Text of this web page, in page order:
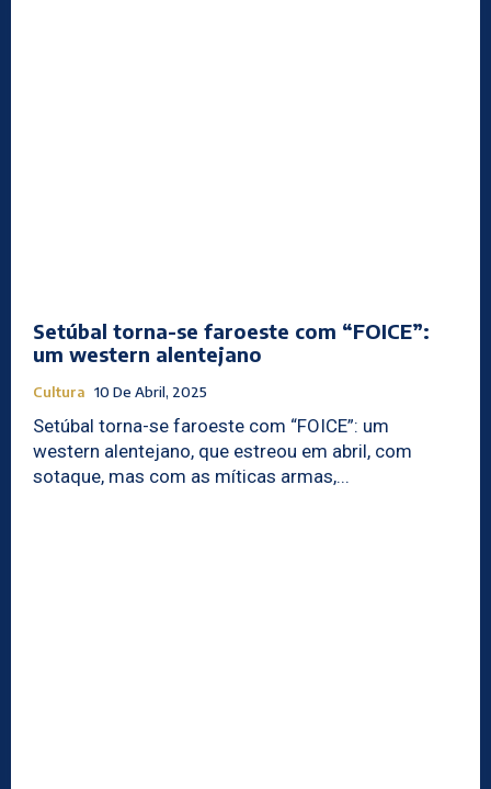
Setúbal torna-se faroeste com “FOICE”:
um western alentejano
Cultura 10 De Abril, 2025
Setúbal torna-se faroeste com “FOICE”: um
western alentejano, que estreou em abril, com
sotaque, mas com as míticas armas,...